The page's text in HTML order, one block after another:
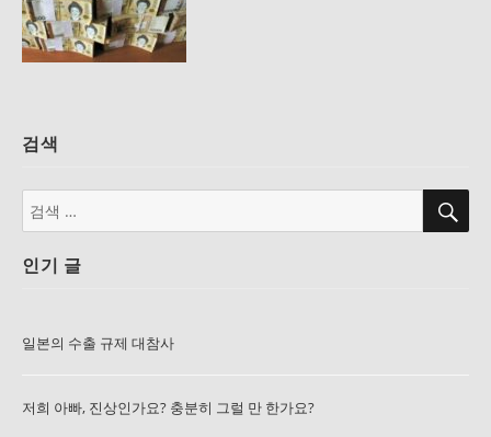
검색
검
색:
검
인기 글
일본의 수출 규제 대참사
저희 아빠, 진상인가요? 충분히 그럴 만 한가요?